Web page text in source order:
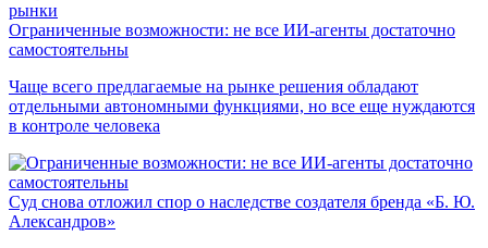
рынки
Ограниченные возможности: не все ИИ-агенты достаточно
самостоятельны
Чаще всего предлагаемые на рынке решения обладают
отдельными автономными функциями, но все еще нуждаются
в контроле человека
Суд снова отложил спор о наследстве создателя бренда «Б. Ю.
Александров»